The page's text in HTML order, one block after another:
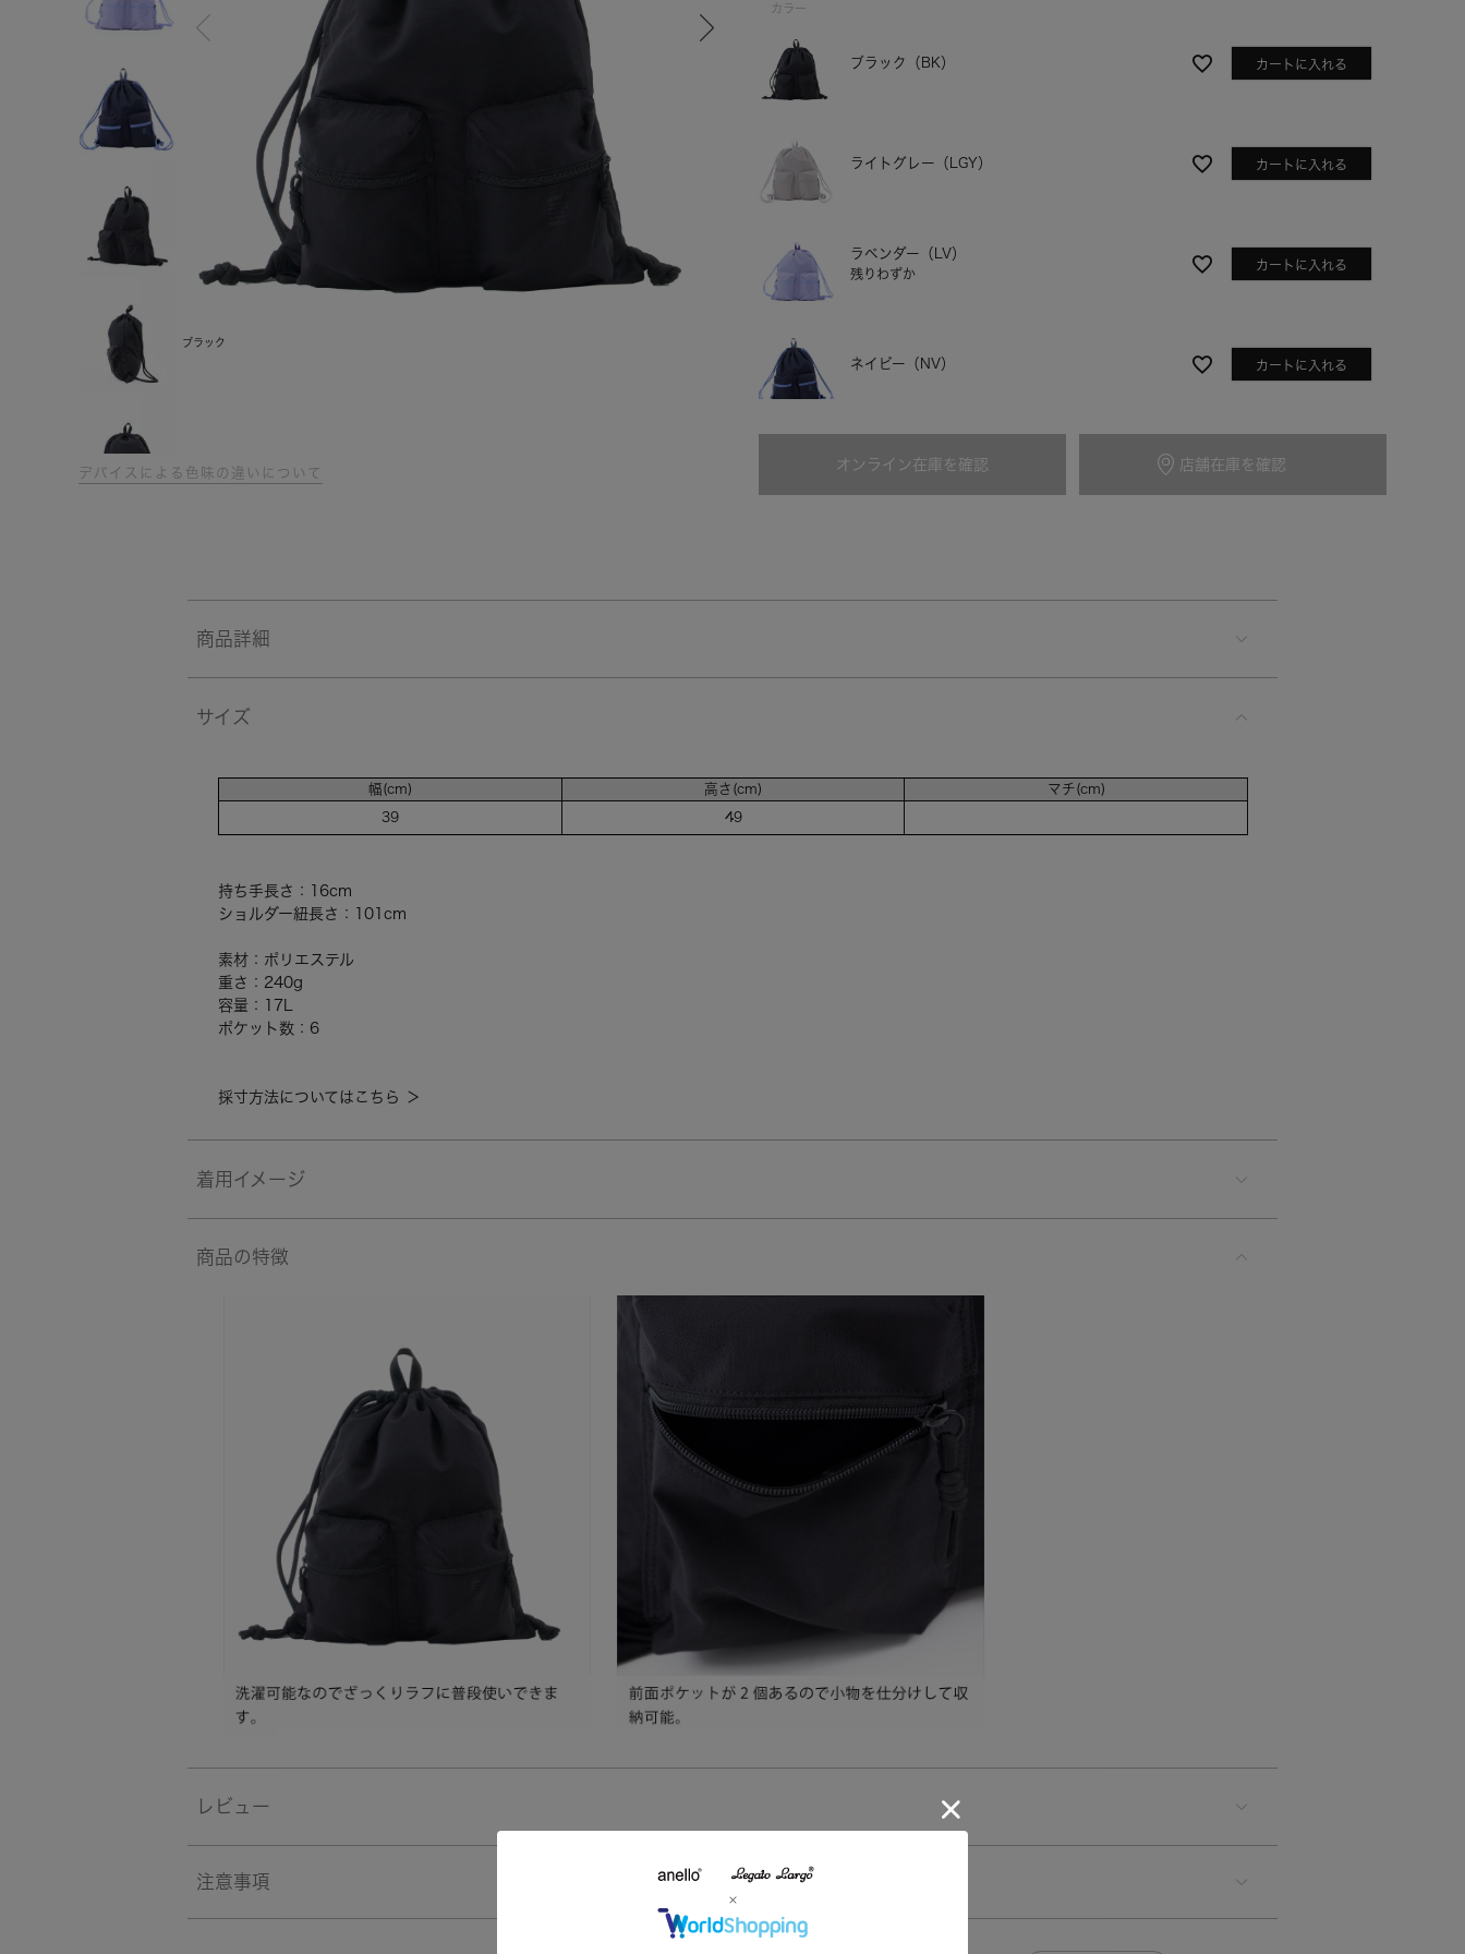
ブラック ライトグレー
デバイスによる色味の違いについて
カラー
ブラック（BK） カートに入れる
ライトグレー（LGY） カートに入れる
ラベンダー（LV）
残りわずか
カートに入れる
ネイビー（NV） カートに入れる
オンライン在庫を確認 店舗在庫を確認
商品詳細
サイズ
幅(cm)
39
高さ(cm)
49
マチ(cm)
持ち手長さ：16cm
ショルダー紐長さ：101cm
素材：ポリエステル
重さ：240g
容量：17L
ポケット数：6
採寸方法についてはこちら ＞
着用イメージ
商品の特徴
レビュー
注意事項